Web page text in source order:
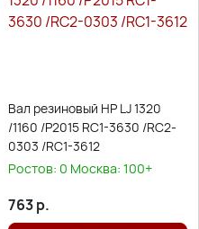
Вал резиновый HP LJ 1320
/1160 /P2015 RC1-3630 /RC2-
0303 /RC1-3612
Ростов: 0 Москва: 100+
763р.